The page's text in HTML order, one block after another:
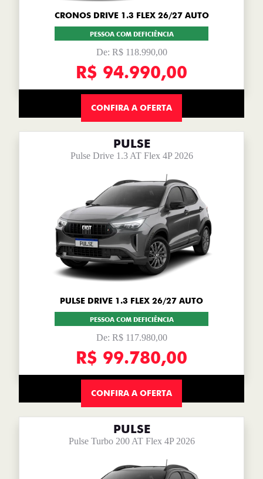
CRONOS DRIVE 1.3 FLEX 26/27 AUTO
PESSOA COM DEFICIÊNCIA
De: R$ 118.990,00
R$ 94.990,00
CONFIRA A OFERTA
PULSE
Pulse Drive 1.3 AT Flex 4P 2026
PULSE DRIVE 1.3 FLEX 26/27 AUTO
PESSOA COM DEFICIÊNCIA
De: R$ 117.980,00
R$ 99.780,00
CONFIRA A OFERTA
PULSE
Pulse Turbo 200 AT Flex 4P 2026